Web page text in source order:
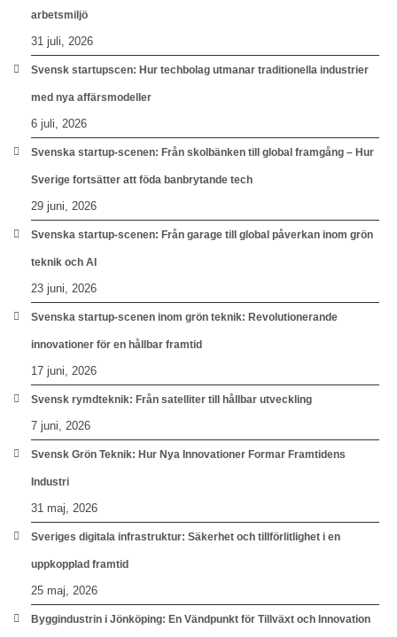
arbetsmiljö
31 juli, 2026
Svensk startupscen: Hur techbolag utmanar traditionella industrier
med nya affärsmodeller
6 juli, 2026
Svenska startup-scenen: Från skolbänken till global framgång – Hur
Sverige fortsätter att föda banbrytande tech
29 juni, 2026
Svenska startup-scenen: Från garage till global påverkan inom grön
teknik och AI
23 juni, 2026
Svenska startup-scenen inom grön teknik: Revolutionerande
innovationer för en hållbar framtid
17 juni, 2026
Svensk rymdteknik: Från satelliter till hållbar utveckling
7 juni, 2026
Svensk Grön Teknik: Hur Nya Innovationer Formar Framtidens
Industri
31 maj, 2026
Sveriges digitala infrastruktur: Säkerhet och tillförlitlighet i en
uppkopplad framtid
25 maj, 2026
Byggindustrin i Jönköping: En Vändpunkt för Tillväxt och Innovation